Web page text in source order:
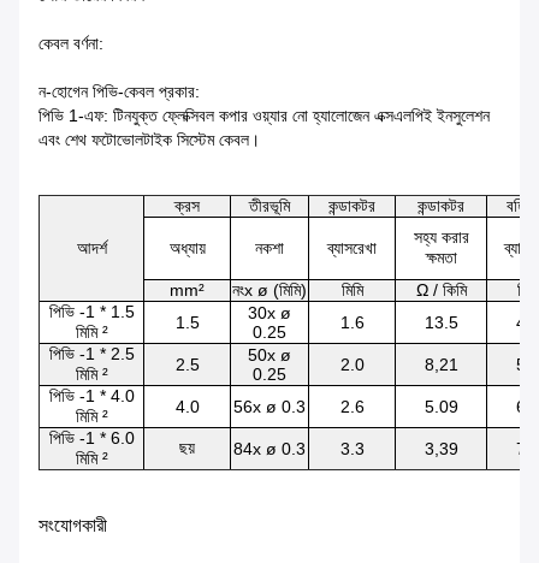
কেবল বর্ণনা:
ন-হোগেন পিভি-কেবল প্রকার:
পিভি 1-এফ: টিনযুক্ত ফ্লেক্সিবল কপার ওয়্যার নো হ্যালোজেন এক্সএলপিই ইনসুলেশন
এবং শেথ ফটোভোলটাইক সিস্টেম কেবল।
আদর্শ
ক্রস তীরভূমি কন্ডাকটর কন্ডাকটর বহি:
অধ্যায় নকশা ব্যাসরেখা
সহ্য করার
ক্ষমতা
mm² নংx ø (মিমি) মিমি Ω / কিমি
মিমি
পিভি -1 * 1.5
মিমি ²
1.5
30x ø
0.25
1.6 13.5
4.8
পিভি -1 * 2.5
মিমি ²
2.5
50x ø
0.25
2.0 8,21
5.3
পিভি -1 * 4.0
মিমি ²
4.0 56x ø 0.3 2.6 5.09
6.1
পিভি -1 * 6.0
মিমি ²
ছয় 84x ø 0.3 3.3 3,39 7.1
সংযোগকারী